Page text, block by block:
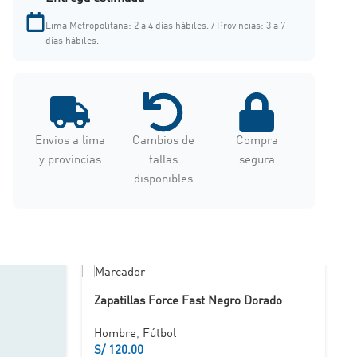
Lima Metropolitana: 2 a 4 días hábiles. / Provincias: 3 a 7
días hábiles.
Envios a lima
y provincias
Cambios de
tallas
disponibles
Compra
segura
Zapatillas Force Fast Negro Dorado
Hombre, Fútbol
S/